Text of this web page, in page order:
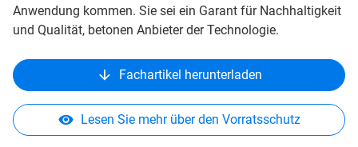
Anwendung kommen. Sie sei ein Garant für Nachhaltigkeit
und Qualität, betonen Anbieter der Technologie.
Fachartikel herunterladen
Lesen Sie mehr über den Vorratsschutz